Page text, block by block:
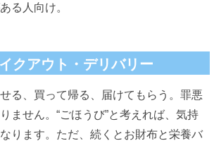
る人向け。
クアウト・デリバリー
る、買って帰る、届けてもらう。罪悪
ません。“ごほうび”と考えれば、気持
ります。ただ、続くとお財布と栄養バ